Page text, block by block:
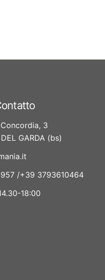
3
GARDA (bs)
/+39 3793610464
18:00